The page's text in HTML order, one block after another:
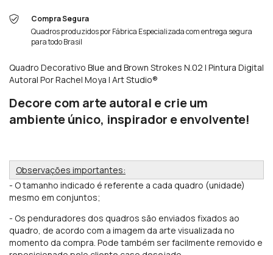
Compra Segura
Quadros produzidos por Fábrica Especializada com entrega segura
para todo Brasil
Quadro Decorativo Blue and Brown Strokes N.02 | Pintura Digital
Autoral Por Rachel Moya | Art Studio®
Decore com arte autoral e crie um
ambiente único, inspirador e envolvente!
Observações importantes:
- O tamanho indicado é referente a cada quadro (unidade)
mesmo em conjuntos;
- Os penduradores dos quadros são enviados fixados ao
quadro, de acordo com a imagem da arte visualizada no
momento da compra. Pode também ser facilmente removido e